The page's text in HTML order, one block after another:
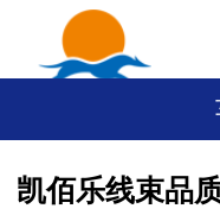
凯佰乐线束品